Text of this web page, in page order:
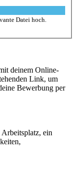
Datei hoch.
deinem Online-
Link, um
Bewerbung per
ein